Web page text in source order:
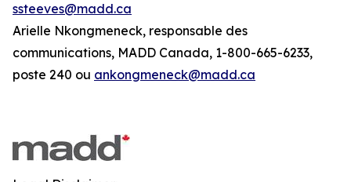
ssteeves@madd.ca
Arielle Nkongmeneck, responsable des
communications, MADD Canada, 1-800-665-6233,
poste 240 ou ankongmeneck@madd.ca